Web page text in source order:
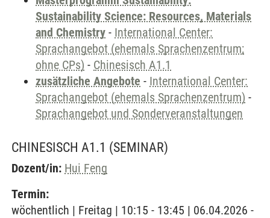
Sustainability Science: Resources, Materials
and Chemistry - International Center:
Sprachangebot (ehemals Sprachenzentrum;
ohne CPs) - Chinesisch A1.1
zusätzliche Angebote - International Center:
Sprachangebot (ehemals Sprachenzentrum) -
Sprachangebot und Sonderveranstaltungen
CHINESISCH A1.1 (SEMINAR)
Dozent/in: Hui Feng
Termin:
wöchentlich | Freitag | 10:15 - 13:45 | 06.04.2026 -